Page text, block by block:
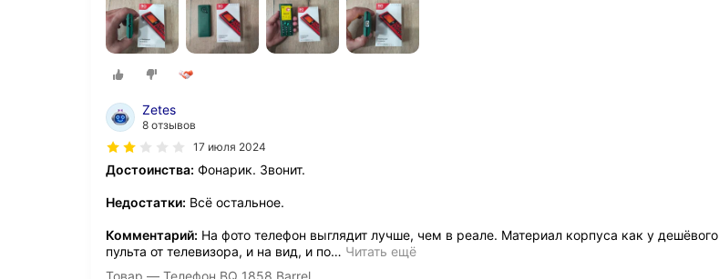
Zetes
8 отзывов
17 июля 2024
Достоинства: Фонарик. Звонит.
Недостатки: Всё остальное.
Комментарий: На фото телефон выглядит лучше, чем в реале. Материал корпуса как у дешёвого
пульта от телевизора, и на вид, и по… Читать ещё
Товар — Телефон BQ 1858 Barrel